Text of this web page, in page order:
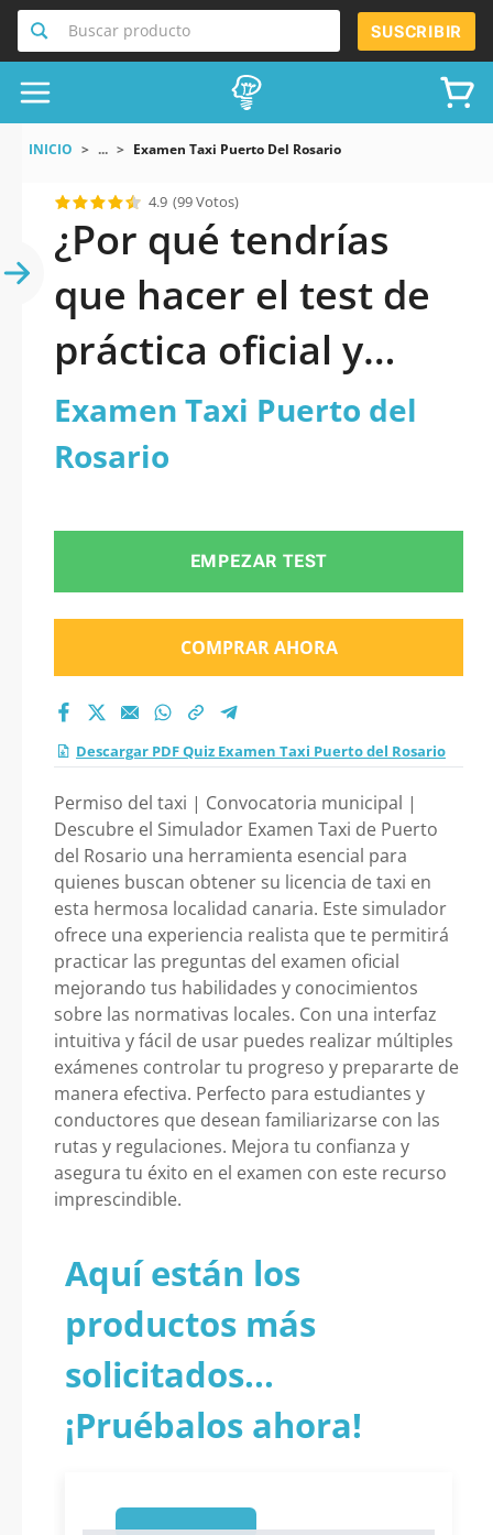
Buscar producto SUSCRIBIR
INICIO ... Examen Taxi Puerto Del Rosario
4.9 (99 Votos)
¿Por qué tendrías
que hacer el test de
práctica oficial y
actualizado de
Examen Taxi Puerto
Examen Taxi Puerto del
Rosario
EMPEZAR TEST
COMPRAR AHORA
Descargar PDF Quiz Examen Taxi Puerto del Rosario
Permiso del taxi | Convocatoria municipal |
Descubre el Simulador Examen Taxi de Puerto
del Rosario una herramienta esencial para
quienes buscan obtener su licencia de taxi en
esta hermosa localidad canaria. Este simulador
ofrece una experiencia realista que te permitirá
practicar las preguntas del examen oficial
mejorando tus habilidades y conocimientos
sobre las normativas locales. Con una interfaz
intuitiva y fácil de usar puedes realizar múltiples
exámenes controlar tu progreso y prepararte de
manera efectiva. Perfecto para estudiantes y
conductores que desean familiarizarse con las
rutas y regulaciones. Mejora tu confianza y
asegura tu éxito en el examen con este recurso
imprescindible.
Aquí están los
productos más
solicitados...
¡Pruébalos ahora!